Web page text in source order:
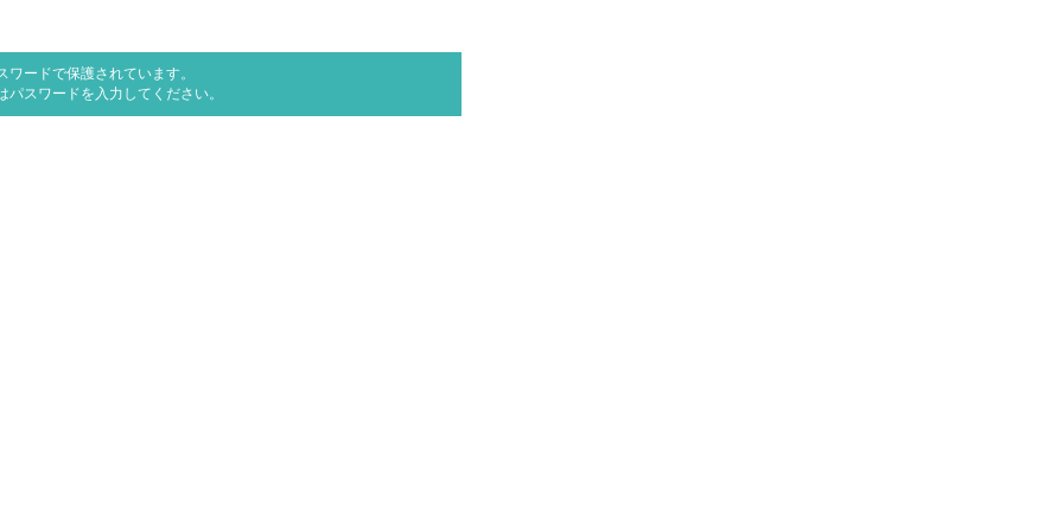
ワードで保護されています。
パスワードを入力してください。